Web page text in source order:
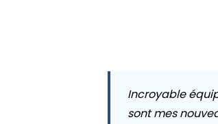
Incroyable
sont mes